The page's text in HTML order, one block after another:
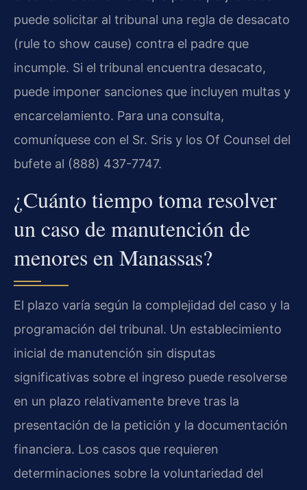
puede solicitar al tribunal una regla de desacato
(rule to show cause) contra el padre que
incumple. Si el tribunal encuentra desacato,
puede imponer sanciones que incluyen multas y
encarcelamiento. Para una consulta,
comuníquese con el Sr. Sris y los Of Counsel del
bufete al (888) 437-7747.
¿Cuánto tiempo toma resolver
un caso de manutención de
menores en Manassas?
El plazo varía según la complejidad del caso y la
programación del tribunal. Un establecimiento
inicial de manutención sin disputas
significativas sobre el ingreso puede resolverse
en un plazo relativamente breve tras la
presentación de la petición y la documentación
financiera. Los casos que requieren
determinaciones sobre la voluntariedad del